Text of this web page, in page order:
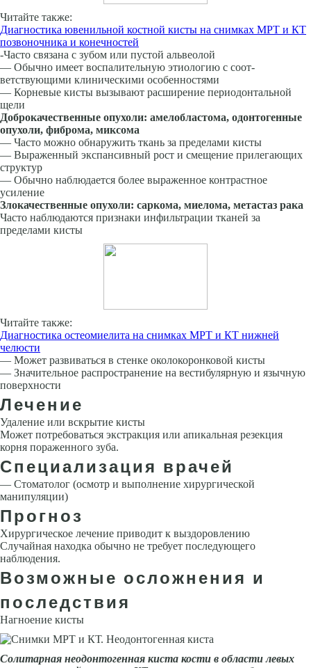
Читайте также:
Диагностика ювенильной костной кисты на снимках МРТ и КТ
позвоночника и конечностей
-Часто связана с зубом или пустой альвеолой
— Обычно имеет воспалительную этиологию с соот­
ветствующими клиническими особенностями
— Корневые кисты вызывают расширение периодон­тальной
щели
Доброкачественные опухоли: амелобластома, одонтогенные
опухоли, фиброма, миксома
— Часто можно обнаружить ткань за пределами ки­сты
— Выраженный экспансивный рост и смещение при­легающих
структур
— Обычно наблюдается более выраженное контраст­ное
усиление
Злокачественные опухоли: саркома, миелома, метастаз рака
Часто наблюдаются признаки инфильтрации тканей за
пределами кисты
Читайте также:
Диагностика остеомиелита на снимках МРТ и КТ нижней
челюсти
— Может развиваться в стенке околокоронковой кисты
— Значительное распространение на вестибулярную и язычную
поверхности
Лечение
Удаление или вскрытие кисты
Может потребоваться экстракция или апикальная резекция
корня пораженного зуба.
Специализация врачей
— Стоматолог (осмотр и выполнение хирургической
манипуляции)
Прогноз
Хирургическое лечение приводит к выздоровлению
Случайная находка обычно не требует последующего
наблюдения.
Возможные осложнения и
последствия
Нагноение кисты
Солитарная неодонтогенная ки­ста кости в области левых